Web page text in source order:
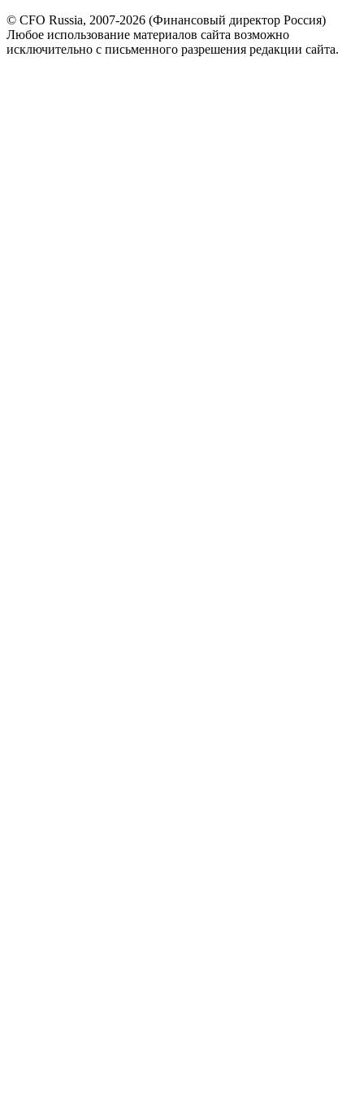
© CFO Russia, 2007-2026 (Финансовый директор Россия)
Любое использование материалов сайта возможно
исключительно с письменного разрешения редакции сайта.